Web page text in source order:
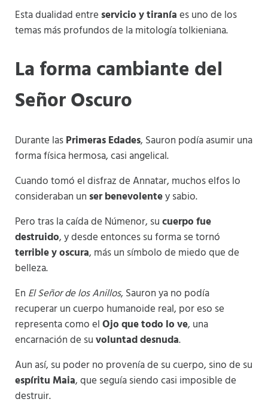
Esta dualidad entre servicio y tiraníaes uno de los
temas más profundos de la mitología tolkieniana.
La forma cambiante del
Señor Oscuro
Durante lasPrimeras Edades, Sauron podía asumir una
forma física hermosa, casi angelical.
Cuando tomó el disfraz de Annatar, muchos elfos lo
consideraban un ser benevolentey sabio.
Pero tras la caída de Númenor, sucuerpo fue
destruido, y desde entonces su forma se tornó
terrible y oscura, más un símbolo de miedo que de
belleza.
En El Señor de los Anillos, Sauron ya no podía
recuperar un cuerpo humanoide real, por eso se
representa como elOjo que todo lo ve, una
encarnación de suvoluntad desnuda.
Aun así, su poder no provenía de su cuerpo, sino de su
espíritu Maia, que seguía siendo casi imposible de
destruir.